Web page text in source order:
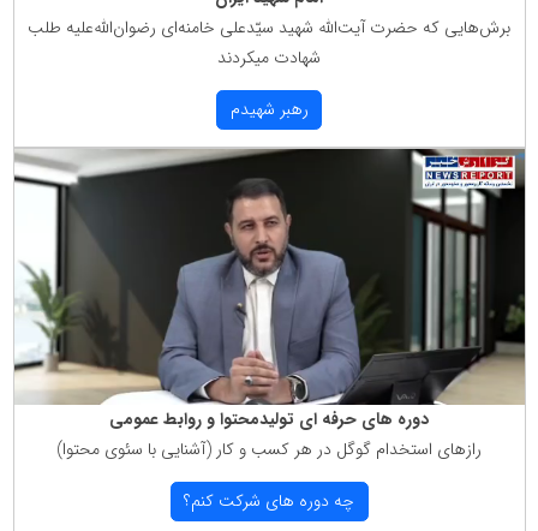
برش‌هایی كه حضرت آیت‌الله شهید سیّدعلی خامنه‌ای رضوان‌الله‌علیه طلب
شهادت میكردند
رهبر شهیدم
دوره های حرفه ای تولیدمحتوا و روابط عمومی
رازهای استخدام گوگل در هر كسب و كار (آشنایی با سئوی محتوا)
چه دوره های شركت كنم؟